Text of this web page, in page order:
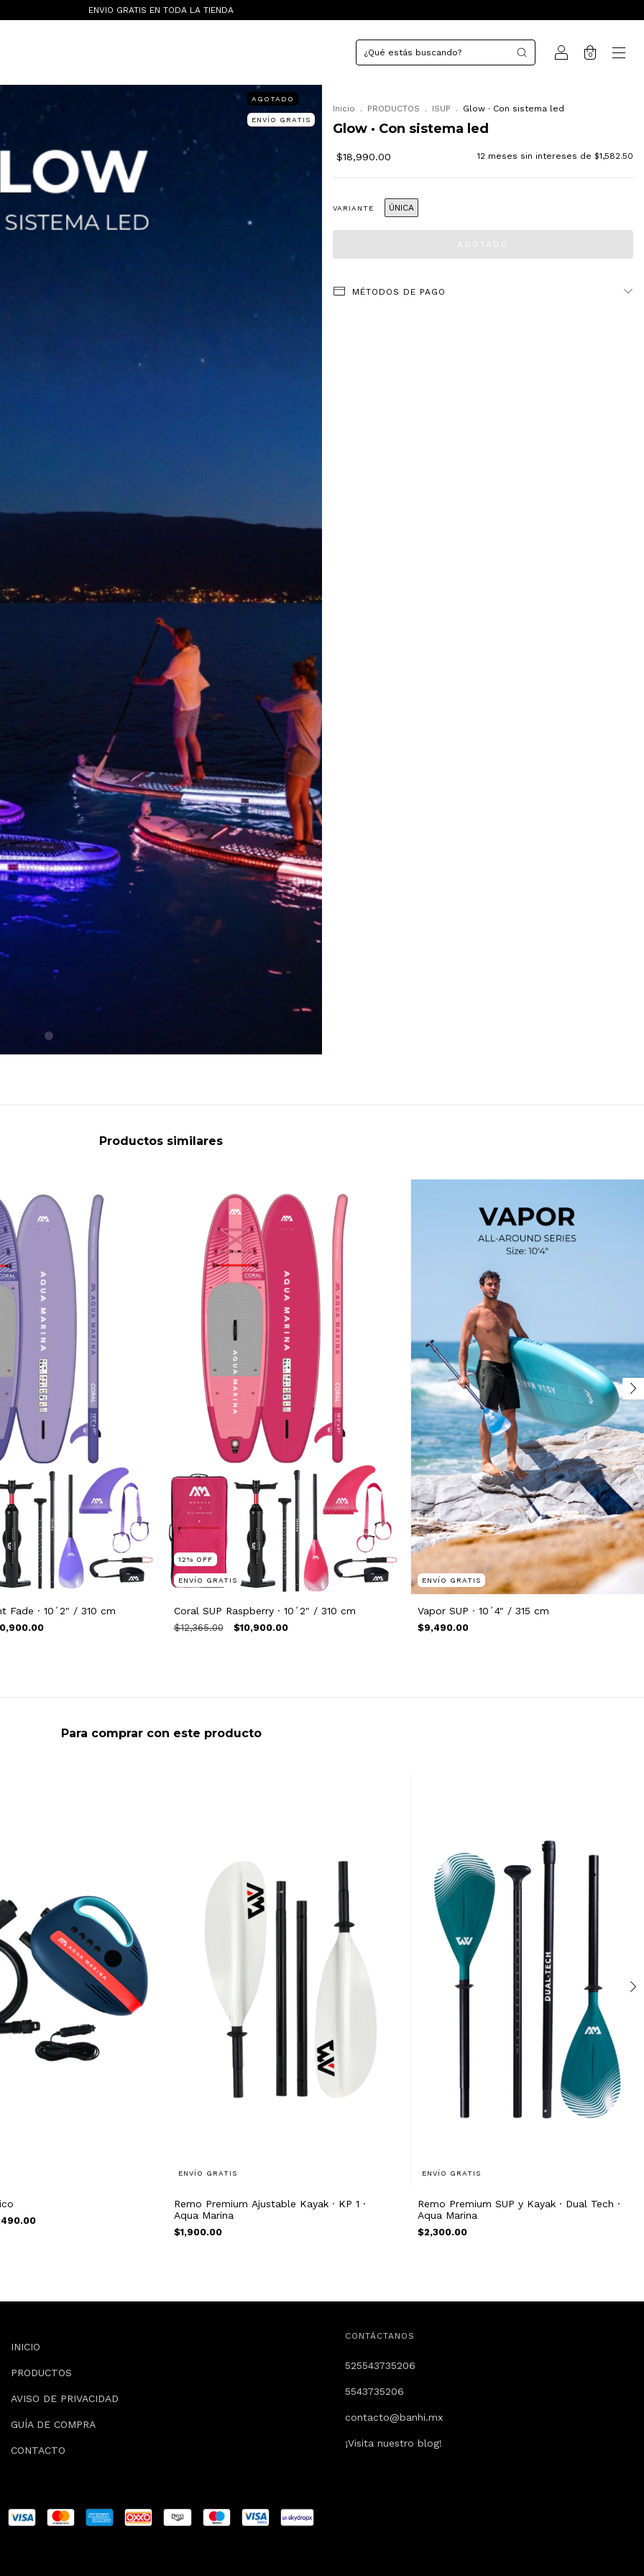
ENVIO GRATIS EN TODA LA TIENDA
0
AGOTADO
ENVÍO GRATIS
Inicio . PRODUCTOS . ISUP . Glow · Con sistema led
Glow · Con sistema led
$18,990.00 12 meses sin intereses de $1,582.50
VARIANTE ÚNICA
MÉTODOS DE PAGO
Productos similares
Fade · 10´2" / 310 cm
12% OFF
ENVÍO GRATIS
Coral SUP Raspberry · 10´2" / 310 cm
$12,365.00 $10,900.00
ENVÍO GRATIS
Vapor SUP · 10´4" / 315 cm
$9,490.00
Para comprar con este producto
ENVÍO GRATIS
Remo Premium Ajustable Kayak · KP 1 ·
Aqua Marina
$1,900.00
ENVÍO GRATIS
Remo Premium SUP y Kayak · Dual Tech ·
Aqua Marina
$2,300.00
INICIO
PRODUCTOS
AVISO DE PRIVACIDAD
GUÍA DE COMPRA
CONTACTO
CONTÁCTANOS
525543735206
5543735206
contacto@banhi.mx
¡Visita nuestro blog!